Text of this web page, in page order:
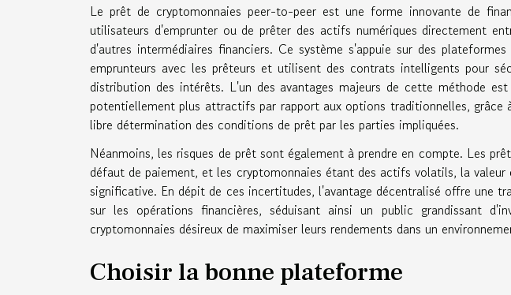
Le prêt de cryptomonnaies peer-to-peer est une forme innovante de
utilisateurs d'emprunter ou de prêter des actifs numériques directement
d'autres intermédiaires financiers. Ce système s'appuie sur des
emprunteurs avec les prêteurs et utilisent des contrats intelligents pour
distribution des intérêts. L'un des avantages majeurs de cette méthode
potentiellement plus attractifs par rapport aux options traditionnelles, grâce
libre détermination des conditions de prêt par les parties impliquées.
Néanmoins, les risques de prêt sont également à prendre en compte. Les
défaut de paiement, et les cryptomonnaies étant des actifs volatils, la
significative. En dépit de ces incertitudes, l'avantage décentralisé offre une
sur les opérations financières, séduisant ainsi un public grandissant
cryptomonnaies désireux de maximiser leurs rendements dans un
Choisir la bonne plateforme